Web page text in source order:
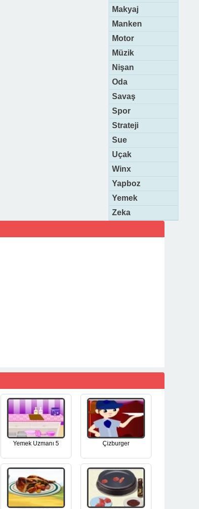
Makyaj
Manken
Motor
Müzik
Nişan
Oda
Savaş
Spor
Strateji
Sue
Uçak
Winx
Yapboz
Yemek
Zeka
Yemek Uzmanı 5 Çizburger